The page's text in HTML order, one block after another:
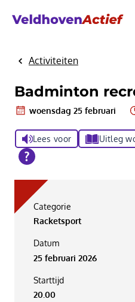
HomeActiviteiten
Badminton
woensdag 25 februari
Lees voor Uitleg
Categorie
Racketsport
Datum
25 februari 2026
Starttijd
20.00